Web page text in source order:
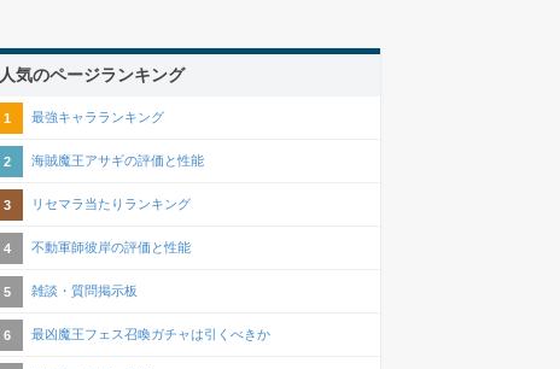
人気のページランキング
最強キャラランキング
海賊魔王アサギの評価と性能
リセマラ当たりランキング
不動軍師彼岸の評価と性能
雑談・質問掲示板
最凶魔王フェス召喚ガチャは引くべきか